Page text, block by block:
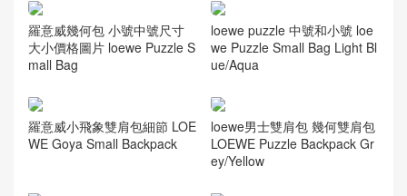
羅意威幾何包 小號中號尺寸
大小價格圖片 loewe Puzzle S
mall Bag
loewe puzzle 中號和小號 loe
we Puzzle Small Bag Light Bl
ue/Aqua
羅意威小飛象雙肩包細節 LOE
WE Goya Small Backpack
loewe男士雙肩包 幾何雙肩包
LOEWE Puzzle Backpack Gr
ey/Yellow